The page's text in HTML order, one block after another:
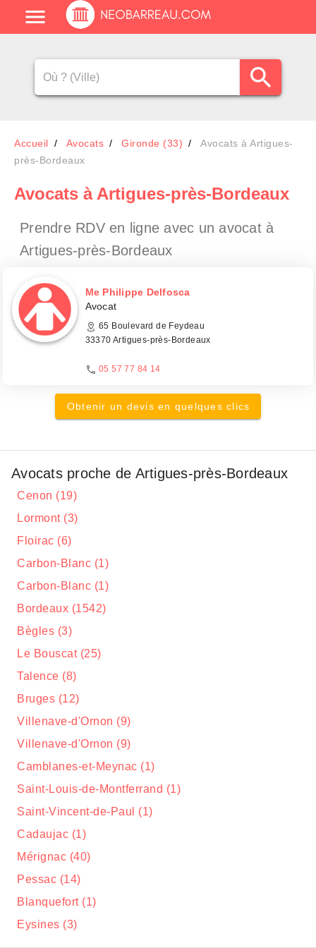
Accueil Avocats Gironde (33)
Avocats à Artigues-
près-Bordeaux
Avocats à Artigues-près-Bordeaux
Prendre RDV en ligne avec un avocat à
Artigues-près-Bordeaux
Me Philippe Delfosca
Avocat
65 Boulevard de Feydeau
33370 Artigues-près-Bordeaux
05 57 77 84 14
Obtenir un devis en quelques clics
Avocats proche de Artigues-près-Bordeaux
Cenon (19)
Lormont (3)
Floirac (6)
Carbon-Blanc (1)
Carbon-Blanc (1)
Bordeaux (1542)
Bègles (3)
Le Bouscat (25)
Talence (8)
Bruges (12)
Villenave-d'Ornon (9)
Villenave-d'Ornon (9)
Camblanes-et-Meynac (1)
Saint-Louis-de-Montferrand (1)
Saint-Vincent-de-Paul (1)
Cadaujac (1)
Mérignac (40)
Pessac (14)
Blanquefort (1)
Eysines (3)